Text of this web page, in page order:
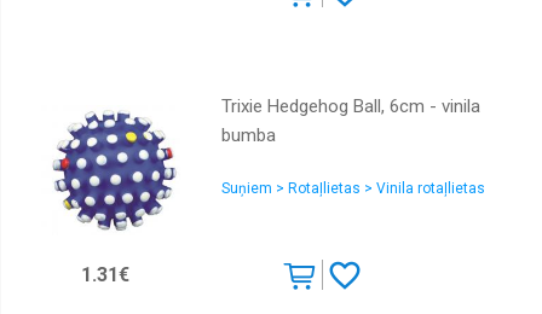
Trixie Hedgehog Ball, 6cm - vinila
bumba
Suņiem > Rotaļlietas > Vinila rotaļlietas
1.31€